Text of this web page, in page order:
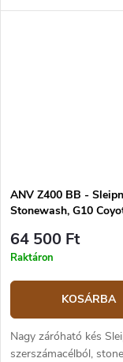
prérifarkas színben.
ANV Z400 BB -
Stonewash, G10
64 500 Ft
Raktáron
KOSÁRBA
Nagy záróható kés
szerszámacélból,